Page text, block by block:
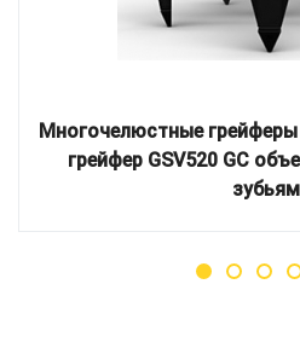
Многочелюстные
грейфер GSV520 GC